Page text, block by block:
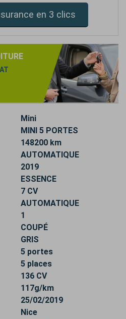
en 3 clics
Mini
MINI 5 PORTES
148200 km
AUTOMATIQUE
2019
ESSENCE
7 CV
AUTOMATIQUE
1
COUPÉ
GRIS
5 portes
5 places
136 CV
117g/km
25/02/2019
Nice